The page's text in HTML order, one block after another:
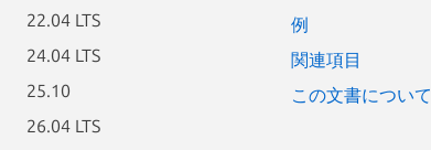
22.04 LTS
24.04 LTS
25.10
26.04 LTS
例
関連項目
この文書について